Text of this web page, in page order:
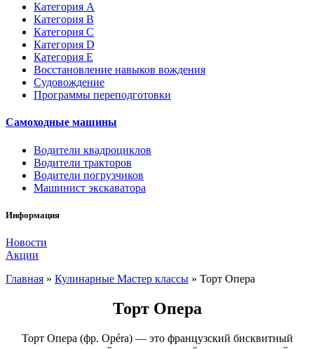
Категория A
Категория B
Категория C
Категория D
Категория E
Восстановление навыков вождения
Судовождение
Программы переподготовки
Самоходные машины
Водители квадроциклов
Водители тракторов
Водители погрузчиков
Машинист экскаватора
Информация
Новости
Акции
Главная » Кулинарные Мастер классы » Торт Опера
Торт Опера
Торт Опера (фр. Opéra) — это французский бисквитный